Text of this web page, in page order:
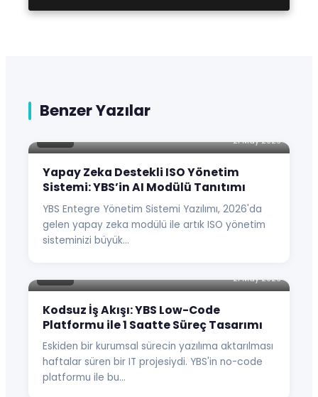
Benzer Yazılar
21 May 2026
Yapay Zeka Destekli ISO Yönetim
Sistemi: YBS’in AI Modülü Tanıtımı
YBS Entegre Yönetim Sistemi Yazılımı, 2026'da
gelen yapay zeka modülü ile artık ISO yönetim
sisteminizi büyük…
21 May 2026
Kodsuz İş Akışı: YBS Low-Code
Platformu ile 1 Saatte Süreç Tasarımı
Eskiden bir kurumsal sürecin yazılıma aktarılması
haftalar süren bir IT projesiydi. YBS'in no-code
platformu ile bu…